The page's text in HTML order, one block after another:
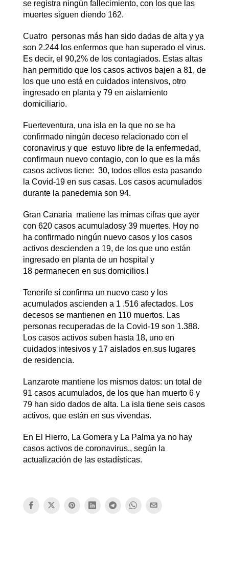
se registra ningún fallecimiento, con los que las
muertes siguen diendo 162.
Cuatro personas más han sido dadas de alta y ya
son 2.244 los enfermos que han superado el virus.
Es decir, el 90,2% de los contagiados. Estas altas
han permitido que los casos activos bajen a 81, de
los que uno está en cuidados intensivos, otro
ingresado en planta y 79 en aislamiento
domiciliario.
Fuerteventura, una isla en la que no se ha
confirmado ningún deceso relacionado con el
coronavirus y que estuvo libre de la enfermedad,
confirmaun nuevo contagio, con lo que es la más
casos activos tiene: 30, todos ellos esta pasando
la Covid-19 en sus casas. Los casos acumulados
durante la panedemia son 94.
Gran Canaria matiene las mimas cifras que ayer
con 620 casos acumuladosy 39 muertes. Hoy no
ha confirmado ningún nuevo casos y los casos
activos descienden a 19, de los que uno están
ingresado en planta de un hospital y
18 permanecen en sus domicilios.l
Tenerife sí confirma un nuevo caso y los
acumulados ascienden a 1 .516 afectados. Los
decesos se mantienen en 110 muertos. Las
personas recuperadas de la Covid-19 son 1.388.
Los casos activos suben hasta 18, uno en
cuidados intesivos y 17 aislados en.sus lugares
de residencia.
Lanzarote mantiene los mismos datos: un total de
91 casos acumulados, de los que han muerto 6 y
79 han sido dados de alta. La isla tiene seis casos
activos, que están en sus vivendas.
En El Hierro, La Gomera y La Palma ya no hay
casos activos de coronavirus., según la
actualización de las estadísticas.